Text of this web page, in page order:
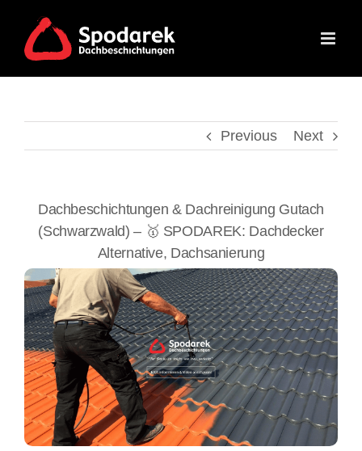
content
Previous Next
Dachbeschichtungen & Dachreinigung Gutach
(Schwarzwald) – 🥇 SPODAREK: Dachdecker
Alternative, Dachsanierung